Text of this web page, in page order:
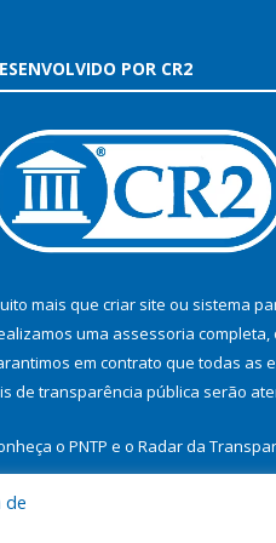
POR CR2
mais que criar site ou sistema
uma assessoria completa,
em contrato que todas as
de transparência pública serão
o PNTP e o Radar da
de